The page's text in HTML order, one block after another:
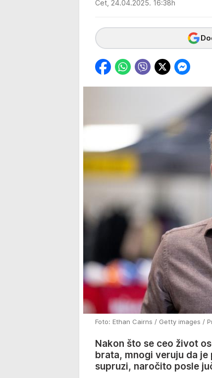
Čet, 24.04.2025. 16:38h
Foto: Ethan Cairns / Getty images /
Nakon što se ceo život
brata, mnogi veruju da
supruzi, naročito posle